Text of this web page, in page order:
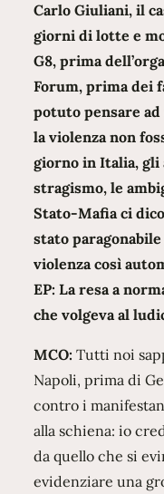
Carlo Giuliani, il
giorni di lotte e
G8, prima
Forum, prima dei
potuto pensare ad
la violenza non
giorno in Italia, gli
stragismo, le
Stato-Mafia ci
stato
violenza così
EP: La resa a
che volgeva al
MCO: Tutti noi
Napoli, prima di
contro i
alla schiena: io
da quello che si
evidenziare una